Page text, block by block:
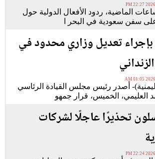
الماضية، ردود الأفعال الدولية حول
سفن سعودية في البحر ا
تعديل وزاري محدود في
أصدر رئيس مجلس القيادة الرئاسي
العليمي، الخميس، قرار جمهو
تحذيرًا عاجلًا لشركات